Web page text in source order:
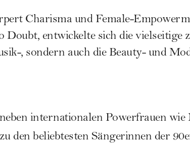
Charisma und Female-
Doubt, entwickelte sich die vielseitige
, sondern auch die Beauty- und
internationalen Powerfrauen wie
zu den beliebtesten Sängerinnen der